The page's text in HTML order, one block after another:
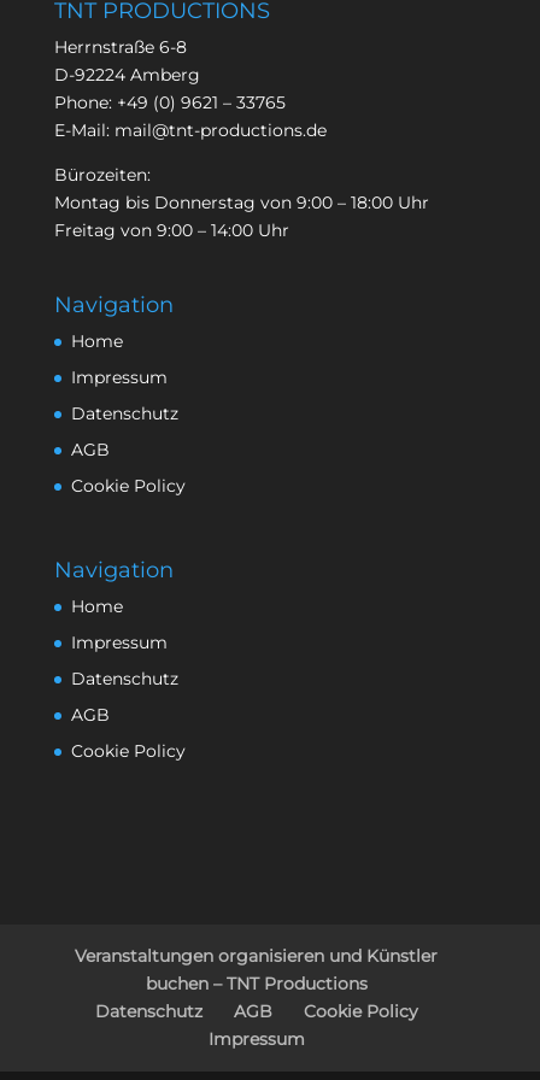
TNT PRODUCTIONS
Herrnstraße 6-8
D-92224 Amberg
Phone: +49 (0) 9621 – 33765
E-Mail: mail@tnt-productions.de
Bürozeiten:
Montag bis Donnerstag von 9:00 – 18:00 Uhr
Freitag von 9:00 – 14:00 Uhr
Navigation
Home
Impressum
Datenschutz
AGB
Cookie Policy
Navigation
Home
Impressum
Datenschutz
AGB
Cookie Policy
Veranstaltungen organisieren und Künstler
buchen – TNT Productions
Datenschutz
AGB
Cookie Policy
Impressum